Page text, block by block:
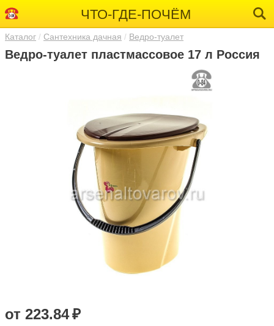
ЧТО-ГДЕ-ПОЧЁМ
Каталог Сантехника дачная Ведро-туалет
Ведро-туалет пластмассовое 17 л Россия
от 223.84 ₽